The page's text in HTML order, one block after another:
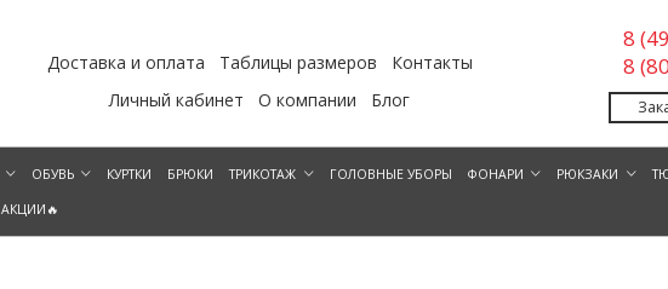
Доставка и оплата Таблицы размеров
Контакты
Личный кабинет
О компании Блог
8
8
ОБУВЬ КУРТКИ БРЮКИ ТРИКОТАЖ ГОЛОВНЫЕ УБОРЫ ФОНАРИ РЮКЗАКИ
АКЦИИ🔥